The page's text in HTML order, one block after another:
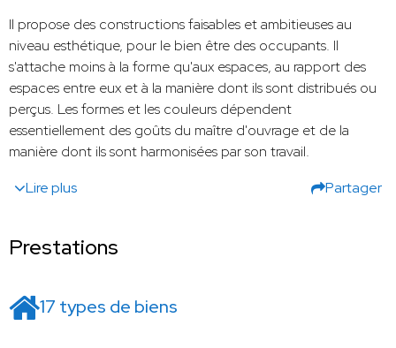
Il propose des constructions faisables et ambitieuses au
niveau esthétique, pour le bien être des occupants. Il
s'attache moins à la forme qu'aux espaces, au rapport des
espaces entre eux et à la manière dont ils sont distribués ou
perçus. Les formes et les couleurs dépendent
essentiellement des goûts du maître d'ouvrage et de la
manière dont ils sont harmonisées par son travail.
Lire plus
Partager
Prestations
17 types de biens